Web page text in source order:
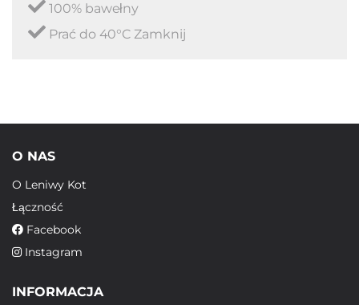
100% bawełny
Prać do 40°C Zamknij
O NAS
O Leniwy Kot
Łączność
Facebook
Instagram
INFORMACJA